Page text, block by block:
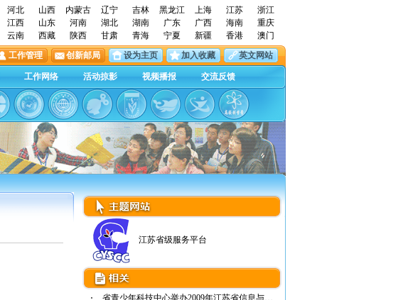
河北 山西 内蒙古 辽宁 吉林 黑龙江 上海 江苏
浙江
江西 山东 河南 湖北 湖南 广东 广西 海南
重庆
云南 西藏 陕西 甘肃 青海 宁夏 新疆 香港
澳门
工作管理 创新邮局 设为主页 加入收藏 英文网站
工作网络 活动掠影 视频播报 交流反馈
江苏省级服务平台
省青少年科技中心举办2009年江苏省信息与未来…